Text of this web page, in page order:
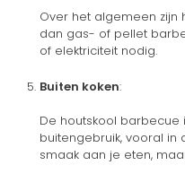
Over het algemeen
dan gas- of pellet
of elektriciteit nodig.
Buiten koken:
De houtskool barbecue
buitengebruik, vooral in
smaak aan je eten,